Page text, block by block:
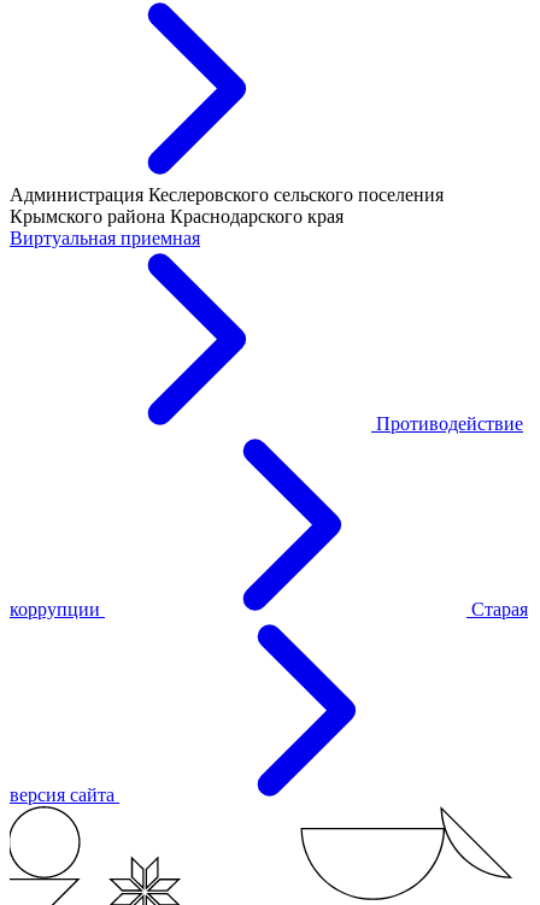
Администрация Кеслеровского сельского поселения
Крымского района Краснодарского края
Виртуальная приемная
Противодействие
коррупции Старая
версия сайта